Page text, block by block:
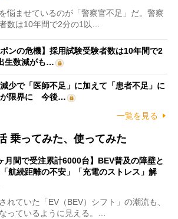
悩ませているのが「警察官不足」だ。警察
数は10年間で2分の1以…
ポンの危機】採用試験受験者数は10年間で2
生数減がも…
減少で「医師不足」に加えて「患者不足」に
が限界に 今後…
一覧を見る
乗ってみた、使ってみた
月間で受注累計6000台】BEV普及の障壁と
航続距離の不安」「充電のストレス」解
ていた「EV（BEV）シフト」の潮流も、
っているように見える。…